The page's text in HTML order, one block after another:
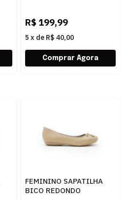
R$ 199,99
5 x de R$ 40,00
FEMININO SAPATILHA
BICO REDONDO